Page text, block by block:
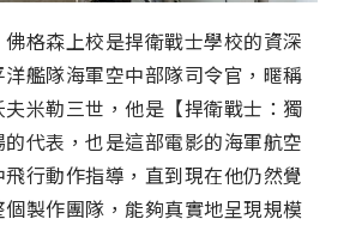
格森上校是捍衛戰士學校的資深
艦隊海軍空中部隊司令官，暱稱
米勒三世，他是【捍衛戰士：獨
代表，也是這部電影的海軍航空
行動作指導，直到現在他仍然覺
製作團隊，能夠真實地呈現規模